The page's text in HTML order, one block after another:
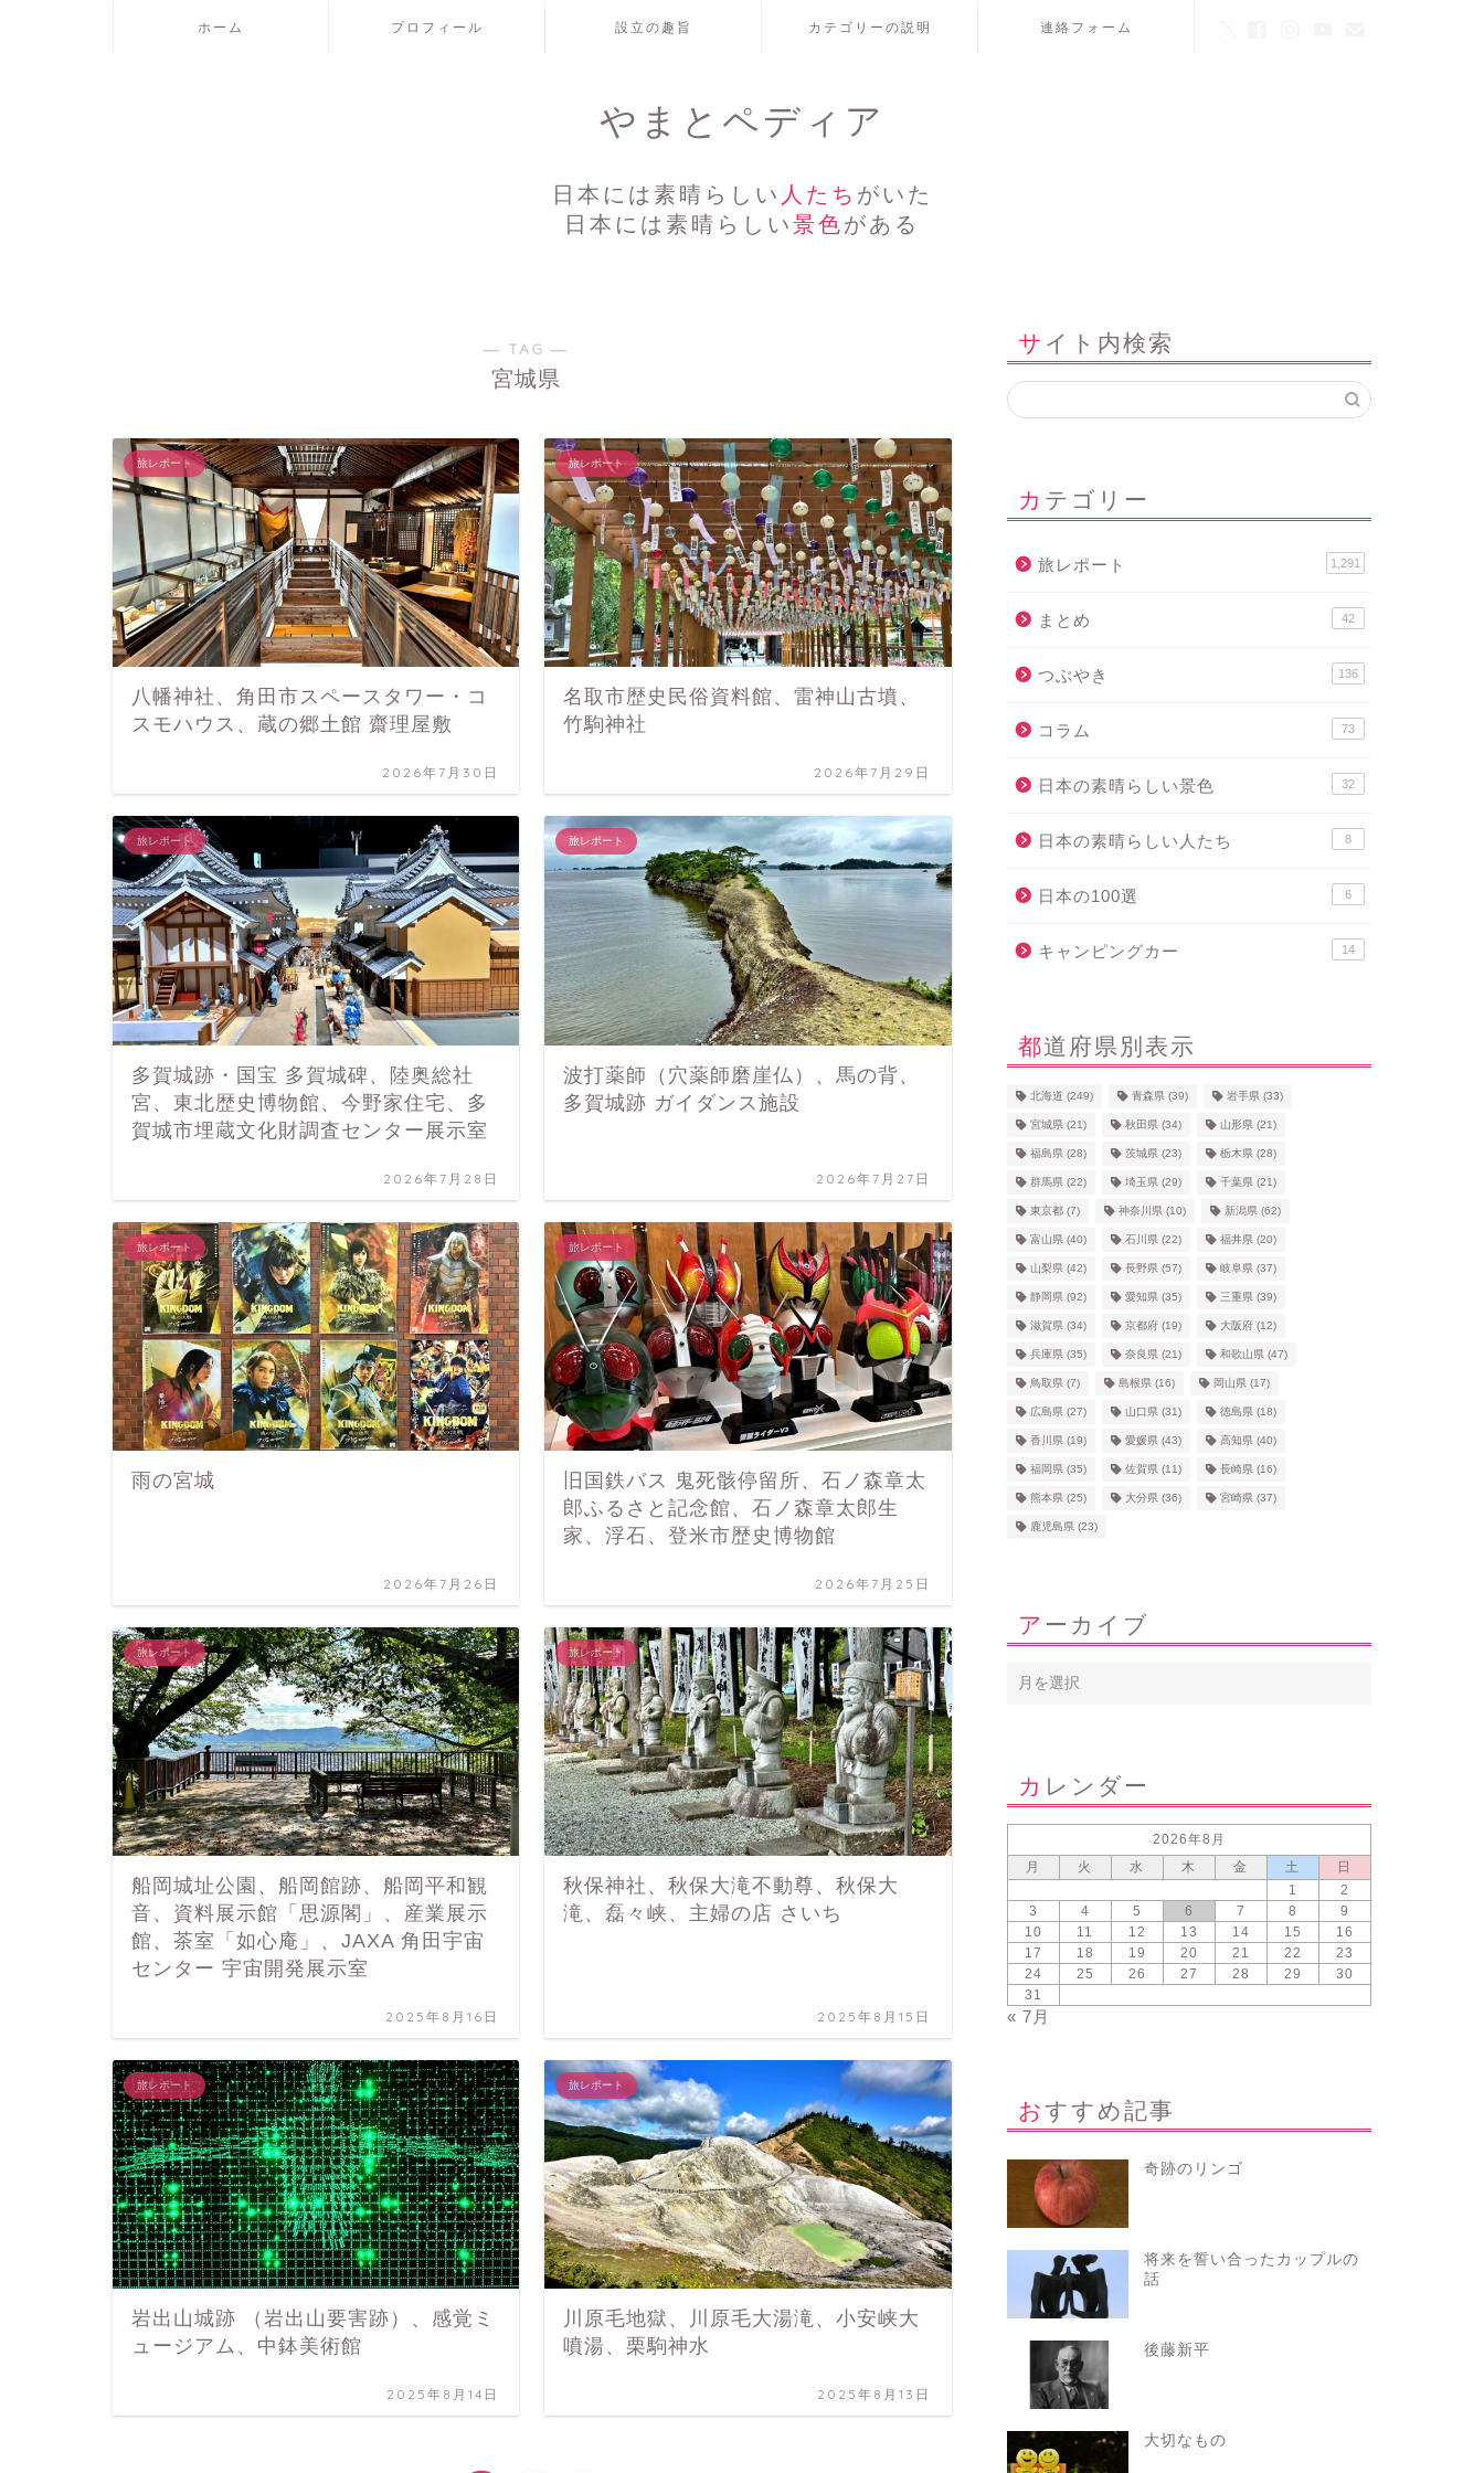
ホーム プロフィール 設立の趣旨 カテゴリーの説明 連絡フォーム
やまとペディア
日本には素晴らしい 人たち がいた
日本には素晴らしい景色がある
― TAG ―
宮城県
旅レポート
八幡神社、角田市スペースタワー・コ
スモハウス、蔵の郷土館 齋理屋敷
2026年7月30日
旅レポート
名取市歴史民俗資料館、雷神山古墳、
竹駒神社
2026年7月29日
旅レポート
多賀城跡・国宝 多賀城碑、陸奥総社
宮、東北歴史博物館、今野家住宅、多
賀城市埋蔵文化財調査センター展示室
2026年7月28日
旅レポート
波打薬師（穴薬師磨崖仏）、馬の背、
多賀城跡 ガイダンス施設
2026年7月27日
旅レポート
雨の宮城
2026年7月26日
旅レポート
旧国鉄バス 鬼死骸停留所、石ノ森章太
郎ふるさと記念館、石ノ森章太郎生
家、浮石、登米市歴史博物館
2026年7月25日
旅レポート
船岡城址公園、船岡館跡、船岡平和観
音、資料展示館「思源閣」、産業展示
館、茶室「如心庵」、JAXA 角田宇宙
センター 宇宙開発展示室
2025年8月16日
旅レポート
秋保神社、秋保大滝不動尊、秋保大
滝、磊々峡、主婦の店 さいち
2025年8月15日
旅レポート
岩出山城跡 （岩出山要害跡）、感覚ミ
ュージアム、中鉢美術館
2025年8月14日
旅レポート
川原毛地獄、川原毛大湯滝、小安峡大
噴湯、栗駒神水
2025年8月13日
サイト内検索
カテゴリー
旅レポート 1,291
まとめ 42
つぶやき 136
コラム 73
日本の素晴らしい景色 32
日本の素晴らしい人たち 8
日本の100選 6
キャンピングカー 14
都道府県別表示
北海道 (249) 青森県(39) 岩手県(33)
宮城県(21) 秋田県(34) 山形県(21)
福島県(28) 茨城県(23) 栃木県(28)
群馬県(22) 埼玉県(29) 千葉県(21)
東京都(7) 神奈川県(10) 新潟県(62)
富山県(40) 石川県(22) 福井県(20)
山梨県(42) 長野県(57) 岐阜県(37)
静岡県(92) 愛知県(35) 三重県(39)
滋賀県(34) 京都府(19) 大阪府(12)
兵庫県(35) 奈良県(21) 和歌山県(47)
鳥取県(7) 島根県(16) 岡山県(17)
広島県(27) 山口県(31) 徳島県(18)
香川県(19) 愛媛県(43) 高知県(40)
福岡県(35) 佐賀県(11) 長崎県(16)
熊本県(25) 大分県(36) 宮崎県(37)
鹿児島県(23)
アーカイブ
カレンダー
2026年8月
月
火 水 木 金 土
日
1
2
3
4 5 6 7 8
9
10
11 12 13 14 15
16
17
18 19 20 21 22
23
24
25 26 27 28 29
30
31
« 7月
おすすめ記事
奇跡のリンゴ
将来を誓い合ったカップルの
話
後藤新平
大切なもの